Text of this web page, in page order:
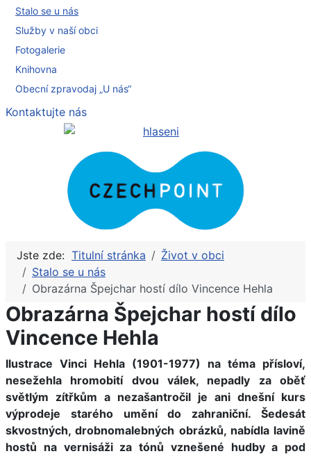
Stalo se u nás
Služby v naší obci
Fotogalerie
Knihovna
Obecní zpravodaj „U nás“
Kontaktujte nás
Jste zde: Titulní stránka
Život v obci
Stalo se u nás
Obrazárna Špejchar hostí dílo Vincence Hehla
Obrazárna Špejchar hostí dílo
Vincence Hehla
Ilustrace Vinci Hehla (1901-1977) na téma přísloví,
nesežehla hromobití dvou válek, nepadly za oběť
světlým zítřkům a nezašantročil je ani dnešní kurs
výprodeje starého umění do zahraniční. Šedesát
skvostných, drobnomalebných obrázků, nabídla lavině
hostů na vernisáži za tónů vznešené hudby a pod